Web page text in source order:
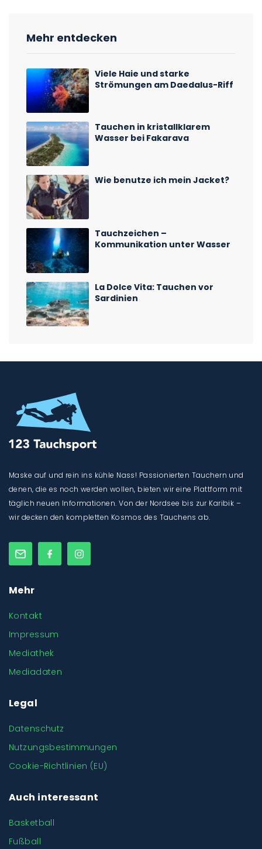
Mehr entdecken
Viele Haie und starke
Strömungen am Daedalus-Riff
Tauchen in kristallklarem
Wasser bei Fakarava
Wie benutze ich mein Jacket?
Tauchzeichen –
Kommunikation unter Wasser
La Dolce Vita: Tauchen vor
Sardinien
Maske auf und rein ins kühle Nass! Passionierten Tauchern und
denen, die es noch werden wollen, bieten wir eine Plattform mit
täglich neuen Informationen. Von der Nordsee bis zur Karibik –
wir decken den kompletten Kosmos des Tauchens ab.
Mehr
Kontakt
Impressum
Mediathek
Mediadaten
Legal
Datenschutz
Nutzungsbestimmungen
Cookie-Richtlinien (EU)
Auch interessant
Basketball
Fußball